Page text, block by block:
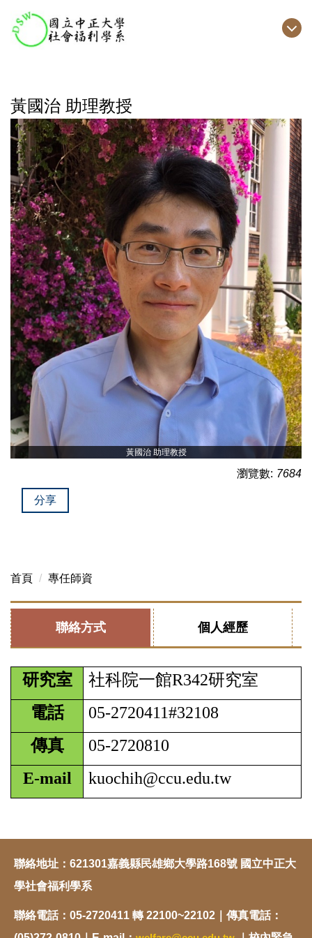
到
主
區
黃國治 助理教授
黃國治 助理教授
瀏覽數: 7684
分享
首頁 專任師資
聯絡方式 個人經歷
研究室
社科院一館R342研究室
電話
05-2720411#32108
傳真
05-2720810
E-mail
kuochih@ccu.edu.tw
聯絡地址：621301嘉義縣民雄鄉大學路168號 國立中正大
學社會福利學系
聯絡電話：05-2720411 轉 22100~22102｜傳真電話：